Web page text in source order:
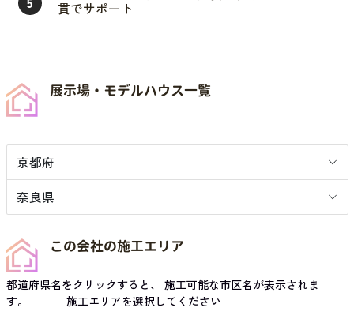
貫でサポート
展示場・モデルハウス一覧
京都府
奈良県
この会社の施工エリア
都道府県名をクリックすると、 施工可能な市区名が表示されま
す。 施工エリアを選択してください